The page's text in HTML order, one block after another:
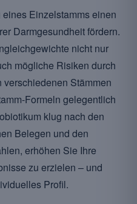
Einzelstamms einen
Darmgesundheit fördern.
nicht nur
mögliche Risiken durch
Stämmen
Formeln gelegentlich
klug nach den
Belegen und den
erhöhen Sie Ihre
zu erzielen – und
Profil.